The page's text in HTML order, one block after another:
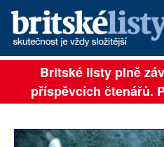
AKTUÁLNÍ VYDÁNÍ
ARCHIV
TÉMATA
Britské listy plně
příspěvcích čtenářů.